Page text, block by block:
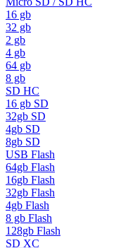
16 gb
32 gb
2 gb
4 gb
64 gb
8 gb
SD HC
16 gb SD
32gb SD
4gb SD
8gb SD
USB Flash
64gb Flash
16gb Flash
32gb Flash
4gb Flash
8 gb Flash
128gb Flash
SD XC